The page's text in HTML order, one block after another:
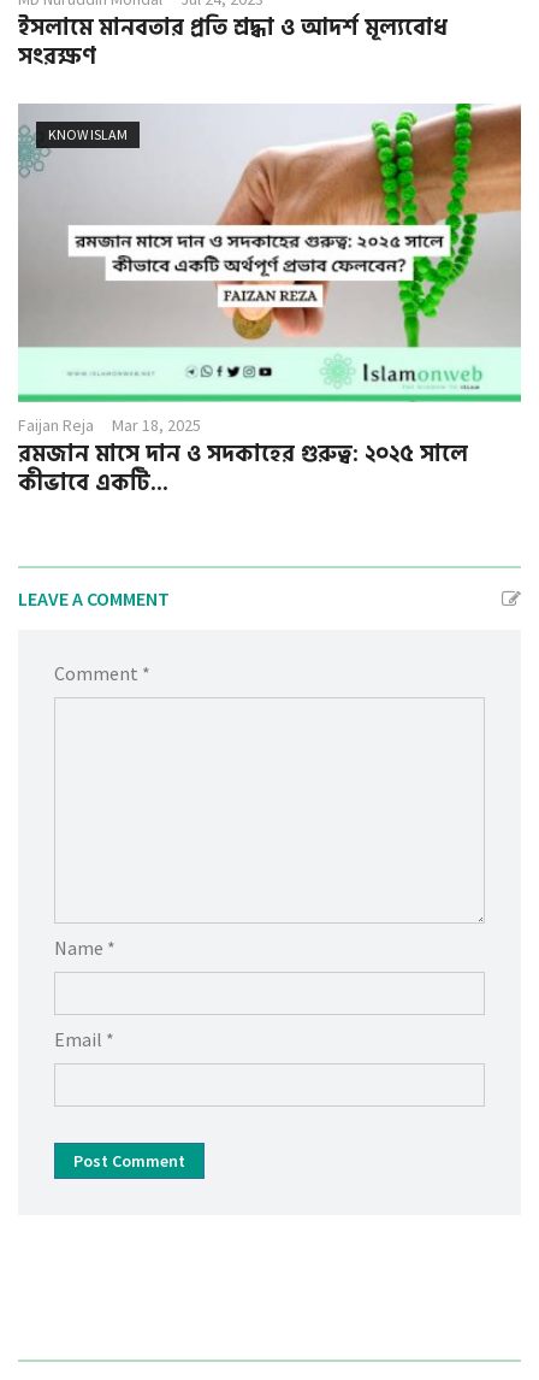
ইসলামে মানবতার প্রতি শ্রদ্ধা ও আদর্শ মূল্যবোধ
সংরক্ষণ
KNOW ISLAM
Faijan Reja Mar 18, 2025
রমজান মাসে দান ও সদকাহের গুরুত্ব: ২০২৫ সালে
কীভাবে একটি...
LEAVE A COMMENT
Comment *
Name *
Email *
Post Comment